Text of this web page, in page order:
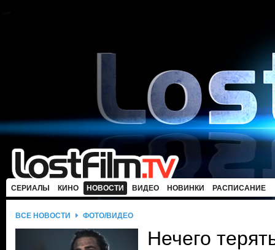
СЕРИАЛЫ КИНО НОВОСТИ ВИДЕО НОВИНКИ РАСПИСАНИЕ
ВСЕ НОВОСТИ ФОТО/ВИДЕО
Нечего